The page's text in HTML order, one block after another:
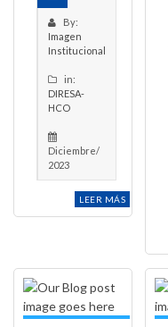
By:
Imagen
Institucional
in:
DIRESA-
HCO
Diciembre/
2023
LEER MÁS